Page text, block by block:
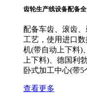
齿轮生产线设备配备全
配备车齿、滚齿
工艺，使用进口
机(带自动上下料)
上下料)、德国利
卧式加工中心(带5
查看更多